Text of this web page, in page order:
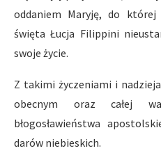
oddaniem Maryję, do której
święta Łucja Filippini
swoje życie.
Z takimi życzeniami i
obecnym oraz całej
błogosławieństwa
darów niebieskich.